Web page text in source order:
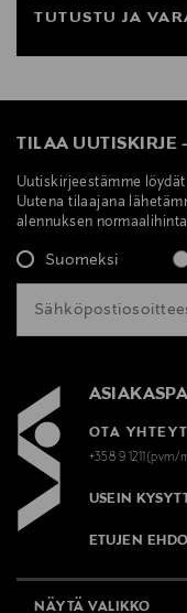
TUTUSTU JA
TILAA UUTISKIRJE
Uutiskirjeestämme
Uutena tilaajana
alennuksen
Suomeksi
OTA
+358 9 1211(pvm/
USEIN
ETUJEN
NÄYTÄ VALIKKO